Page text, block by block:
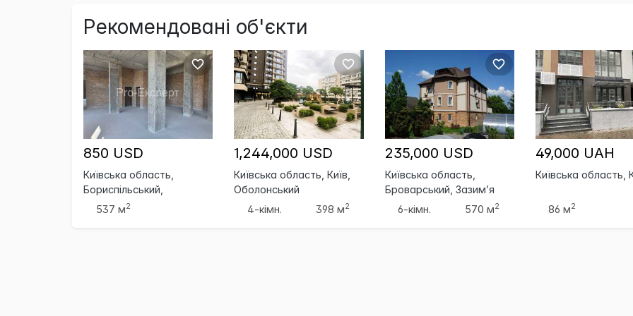
Рекомендовані об'єкти
850 USD
Київська область,
Бориспільський,
Бориспіль
537 м2
1,244,000 USD
Київська область, Київ,
Оболонський
4-кімн.
398 м2
235,000 USD
Київська область,
Броварський, Зазим’я
6-кімн.
570 м2
49,000 UAH
Київська область,
86 м2